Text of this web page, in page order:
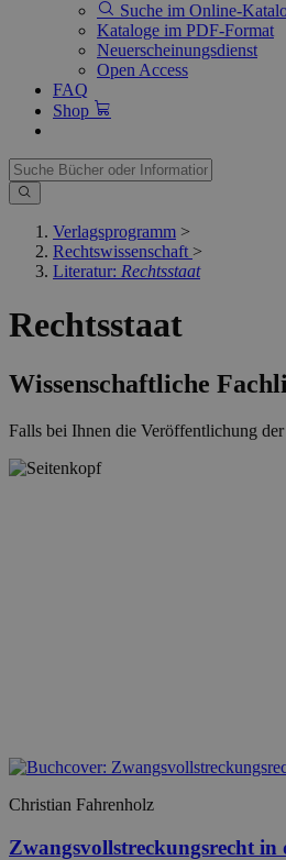
Suche im Online-
Kataloge im PDF-Format
Neuerscheinungsdienst
Open Access
FAQ
Shop
Verlagsprogramm >
Rechtswissenschaft >
Literatur: Rechtsstaat
Rechtsstaat
Wissenschaftliche
Falls bei Ihnen die Veröffentlichung der
Christian Fahrenholz
Zwangsvollstreckungsrecht in